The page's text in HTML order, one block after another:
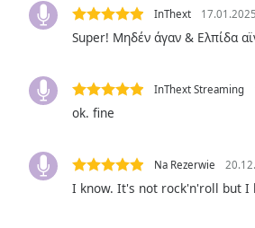
Color
Caption
InThext 17.01.2025
Super! Μηδέν άγαν & Ελπίδα
InThext Streaming
ok. fine
Na Rezerwie
I know. It's not rock'n'roll but I